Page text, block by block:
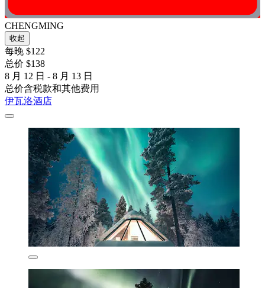
CHENGMING
收起
每晚 $122
总价 $138
8 月 12 日 - 8 月 13 日
总价含税款和其他费用
伊瓦洛酒店